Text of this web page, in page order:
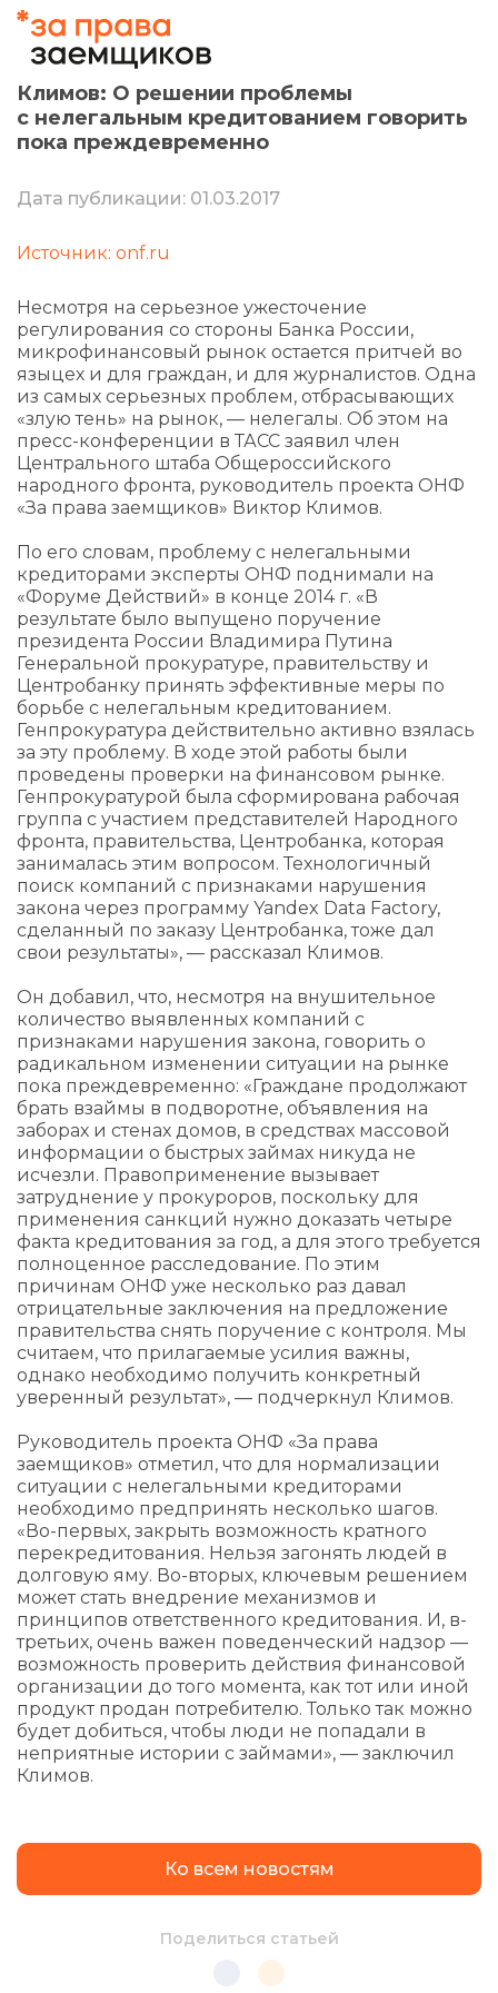
Климов: О решении проблемы
с нелегальным кредитованием говорить
пока преждевременно
Дата публикации: 01.03.2017
Источник: onf.ru
Несмотря на серьезное ужесточение
регулирования со стороны Банка России,
микрофинансовый рынок остается притчей во
языцех и для граждан, и для журналистов. Одна
из самых серьезных проблем, отбрасывающих
«злую тень» на рынок, — нелегалы. Об этом на
пресс-конференции в ТАСС заявил член
Центрального штаба Общероссийского
народного фронта, руководитель проекта ОНФ
«За права заемщиков» Виктор Климов.
По его словам, проблему с нелегальными
кредиторами эксперты ОНФ поднимали на
«Форуме Действий» в конце 2014 г. «В
результате было выпущено поручение
президента России Владимира Путина
Генеральной прокуратуре, правительству и
Центробанку принять эффективные меры по
борьбе с нелегальным кредитованием.
Генпрокуратура действительно активно взялась
за эту проблему. В ходе этой работы были
проведены проверки на финансовом рынке.
Генпрокуратурой была сформирована рабочая
группа с участием представителей Народного
фронта, правительства, Центробанка, которая
занималась этим вопросом. Технологичный
поиск компаний с признаками нарушения
закона через программу Yandex Data Factory,
сделанный по заказу Центробанка, тоже дал
свои результаты», — рассказал Климов.
Он добавил, что, несмотря на внушительное
количество выявленных компаний с
признаками нарушения закона, говорить о
радикальном изменении ситуации на рынке
пока преждевременно: «Граждане продолжают
брать взаймы в подворотне, объявления на
заборах и стенах домов, в средствах массовой
информации о быстрых займах никуда не
исчезли. Правоприменение вызывает
затруднение у прокуроров, поскольку для
применения санкций нужно доказать четыре
факта кредитования за год, а для этого требуется
полноценное расследование. По этим
причинам ОНФ уже несколько раз давал
отрицательные заключения на предложение
правительства снять поручение с контроля. Мы
считаем, что прилагаемые усилия важны,
однако необходимо получить конкретный
уверенный результат», — подчеркнул Климов.
Руководитель проекта ОНФ «За права
заемщиков» отметил, что для нормализации
ситуации с нелегальными кредиторами
необходимо предпринять несколько шагов.
«Во-первых, закрыть возможность кратного
перекредитования. Нельзя загонять людей в
долговую яму. Во-вторых, ключевым решением
может стать внедрение механизмов и
принципов ответственного кредитования. И, в-
третьих, очень важен поведенческий надзор —
возможность проверить действия финансовой
организации до того момента, как тот или иной
продукт продан потребителю. Только так можно
будет добиться, чтобы люди не попадали в
неприятные истории с займами», — заключил
Климов.
Ко всем новостям
Поделиться статьей